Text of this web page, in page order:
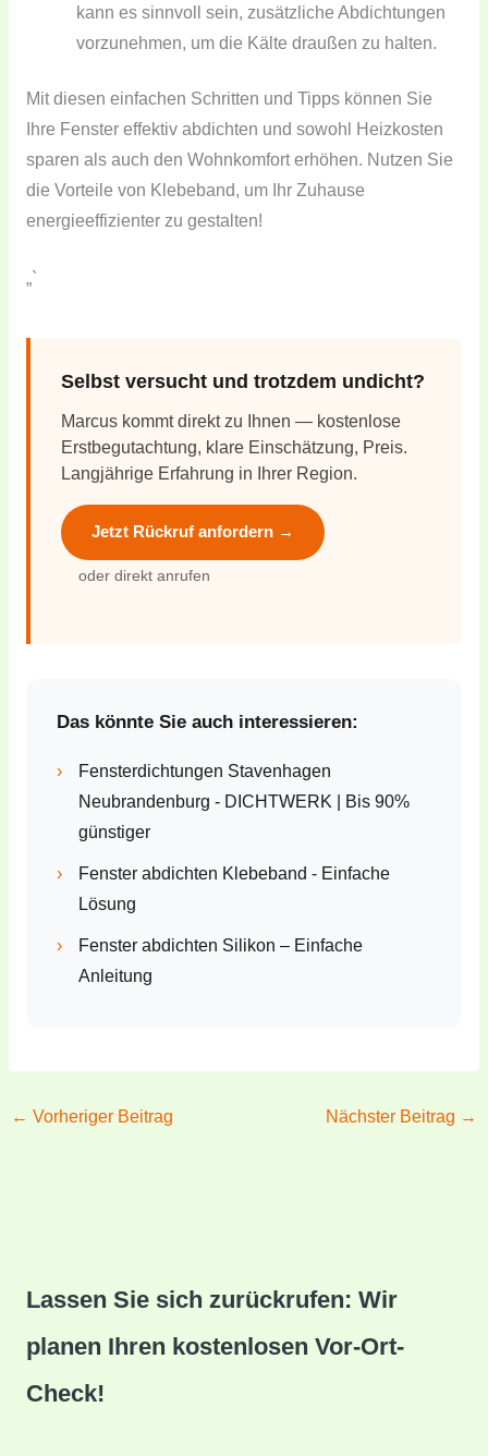
kann es sinnvoll sein, zusätzliche Abdichtungen
vorzunehmen, um die Kälte draußen zu halten.
Mit diesen einfachen Schritten und Tipps können Sie
Ihre Fenster effektiv abdichten und sowohl Heizkosten
sparen als auch den Wohnkomfort erhöhen. Nutzen Sie
die Vorteile von Klebeband, um Ihr Zuhause
energieeffizienter zu gestalten!
„`
Selbst versucht und trotzdem undicht?
Marcus kommt direkt zu Ihnen — kostenlose
Erstbegutachtung, klare Einschätzung, Preis.
Langjährige Erfahrung in Ihrer Region.
Jetzt Rückruf anfordern →
oder direkt anrufen
Das könnte Sie auch interessieren:
›
Fensterdichtungen Stavenhagen
Neubrandenburg - DICHTWERK | Bis 90%
günstiger
›
Fenster abdichten Klebeband - Einfache
Lösung
›
Fenster abdichten Silikon – Einfache
Anleitung
← Vorheriger Beitrag Nächster Beitrag →
Lassen Sie sich zurückrufen: Wir
planen Ihren kostenlosen Vor-Ort-
Check!